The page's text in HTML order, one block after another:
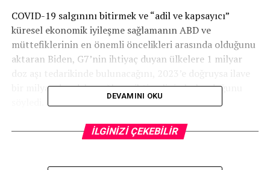
COVID-19 salgınını bitirmek ve “adil ve kapsayıcı”
küresel ekonomik iyileşme sağlamanın ABD ve
müttefiklerinin en önemli öncelikleri arasında olduğunu
aktaran Biden, G7’nin ihtiyaç duyan ülkelere 1 milyar
doz aşı tedarikinde bulunacağını, 2023’e doğruysa ilave
bir milyar doz daha sağlama ihtimalinin bulunduğunu
Salgını bitirmenin ise 2023 yılına kadar sürebileceğini
belirten Biden, Brüksel’de katılacağı NATO zirvesine
DEVAMINI OKU
İLGİNİZİ ÇEKEBİLİR